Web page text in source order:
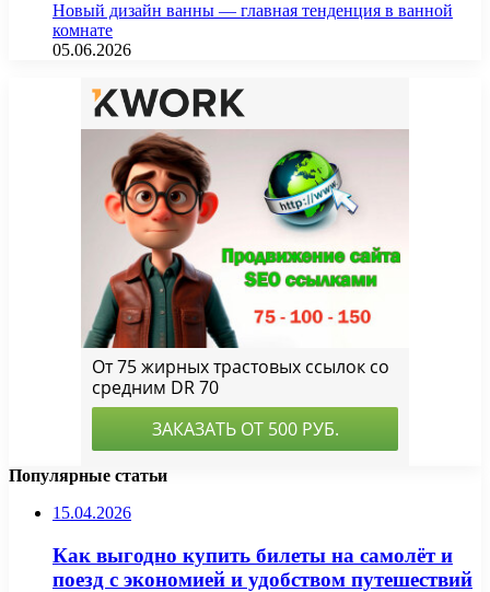
Новый дизайн ванны — главная тенденция в ванной
комнате
05.06.2026
Популярные статьи
15.04.2026
Как выгодно купить билеты на самолёт и
поезд с экономией и удобством путешествий